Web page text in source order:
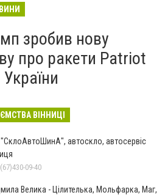
зробив нову
про ракети Patriot
ВІННИЦІ
автоскло, автосервіс
09-40
Велика - Цілителька, Мольфарка, Маг,